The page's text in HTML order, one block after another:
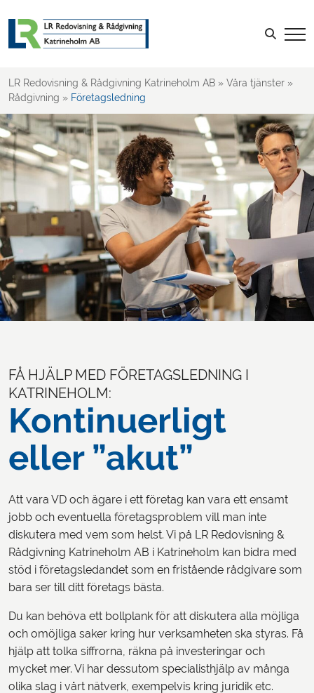
Rådgivning
Affärsutveckling
Företagsledning
Ekonomistyrning
Riskhantering
Bakgrundskontroll
Affärsplaner
Företagsformer
Kompanjoner
Konkurrentanalyser
Internationella affärer
Företag i kris
LOGGA IN
Sök efter:
LR Redovisning & Rådgivning Katrineholm AB » Våra tjänster »
Rådgivning » Företagsledning
FÅ HJÄLP MED FÖRETAGSLEDNING I
KATRINEHOLM:
Kontinuerligt
eller ”akut”
Att vara VD och ägare i ett företag kan vara ett ensamt
jobb och eventuella företagsproblem vill man inte
diskutera med vem som helst. Vi på LR Redovisning &
Rådgivning Katrineholm AB i Katrineholm kan bidra med
stöd i företagsledandet som en fristående rådgivare som
bara ser till ditt företags bästa.
Du kan behöva ett bollplank för att diskutera alla möjliga
och omöjliga saker kring hur verksamheten ska styras. Få
hjälp att tolka siffrorna, räkna på investeringar och
mycket mer. Vi har dessutom specialisthjälp av många
olika slag i vårt nätverk, exempelvis kring juridik etc.